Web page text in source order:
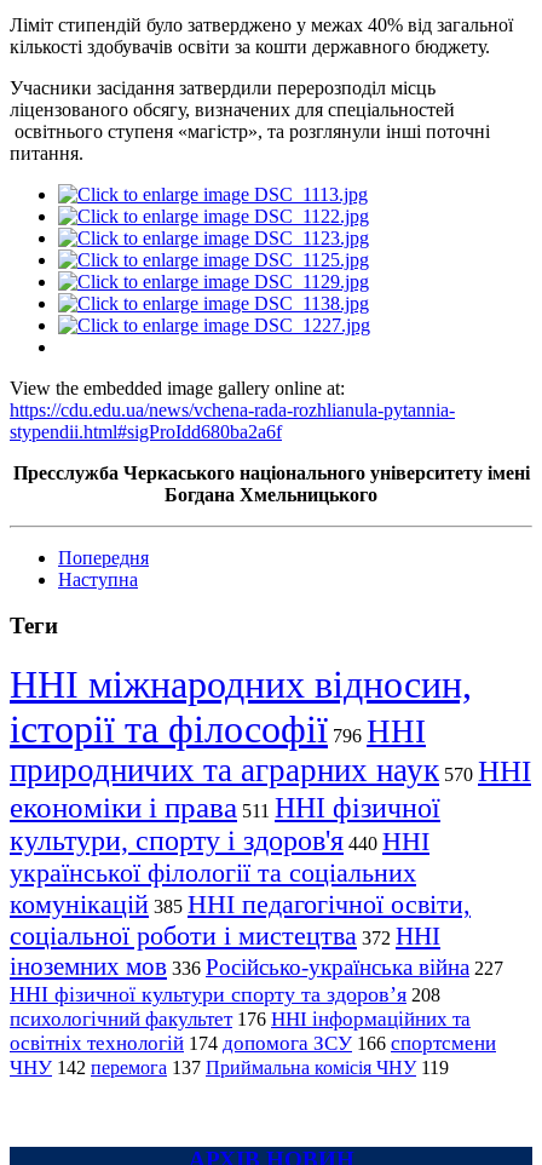
Ліміт стипендій було затверджено у межах 40% від загальної
кількості здобувачів освіти за кошти державного бюджету.
Учасники засідання затвердили перерозподіл місць
ліцензованого обсягу, визначених для спеціальностей
освітнього ступеня «магістр», та розглянули інші поточні
питання.
View the embedded image gallery online at:
https://cdu.edu.ua/news/vchena-rada-rozhlianula-pytannia-
stypendii.html#sigProIdd680ba2a6f
Пресслужба Черкаського національного університету імені
Богдана Хмельницького
Попередня
Наступна
Теги
ННІ міжнародних відносин,
історії та філософії 796 ННІ
природничих та аграрних наук 570 ННІ
економіки і права 511 ННІ фізичної
культури, спорту і здоров'я 440 ННІ
української філології та соціальних
комунікацій 385 ННІ педагогічної освіти,
соціальної роботи і мистецтва 372 ННІ
іноземних мов 336 Російсько-українська війна 227
ННІ фізичної культури спорту та здоров’я 208
психологічний факультет 176 ННІ інформаційних та
освітніх технологій 174 допомога ЗСУ 166 спортсмени
ЧНУ 142 перемога 137 Приймальна комісія ЧНУ 119
АРХІВ НОВИН